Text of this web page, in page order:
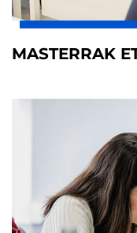
MASTERRAK